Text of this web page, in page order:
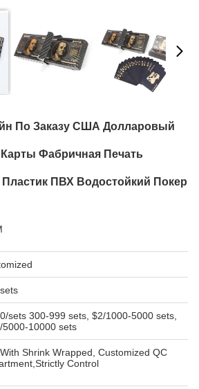
По Заказу США Долларовый
Фабричная Печать
ПВХ Водостойкий Покер
sets 300-999 sets, $2/1000-5000 sets,
5000-10000 sets
Shrink Wrapped, Customized QC
Control